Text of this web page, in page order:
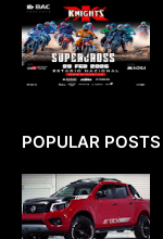
POPULAR POSTS